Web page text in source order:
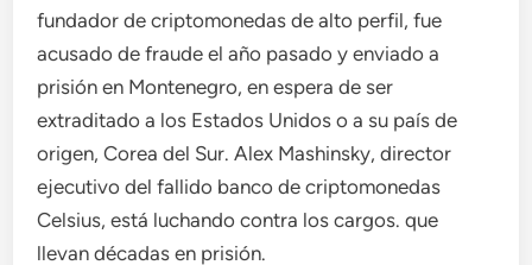
fundador de criptomonedas de alto perfil, fue
acusado de fraude el año pasado y enviado a
prisión en Montenegro, en espera de ser
extraditado a los Estados Unidos o a su país de
origen, Corea del Sur. Alex Mashinsky, director
ejecutivo del fallido banco de criptomonedas
Celsius, está luchando contra los cargos. que
llevan décadas en prisión.